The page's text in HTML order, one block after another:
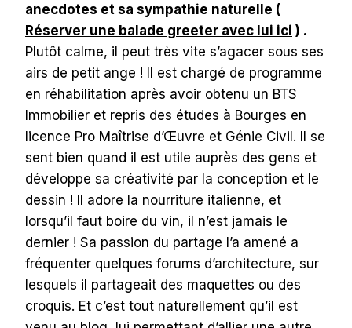
anecdotes et sa sympathie naturelle (
Réserver une balade greeter avec lui ici ) .
Plutôt calme, il peut très vite s’agacer sous ses
airs de petit ange ! Il est chargé de programme
en réhabilitation après avoir obtenu un BTS
Immobilier et repris des études à Bourges en
licence Pro Maîtrise d’Œuvre et Génie Civil. Il se
sent bien quand il est utile auprès des gens et
développe sa créativité par la conception et le
dessin ! Il adore la nourriture italienne, et
lorsqu’il faut boire du vin, il n’est jamais le
dernier ! Sa passion du partage l’a amené a
fréquenter quelques forums d’architecture, sur
lesquels il partageait des maquettes ou des
croquis. Et c’est tout naturellement qu’il est